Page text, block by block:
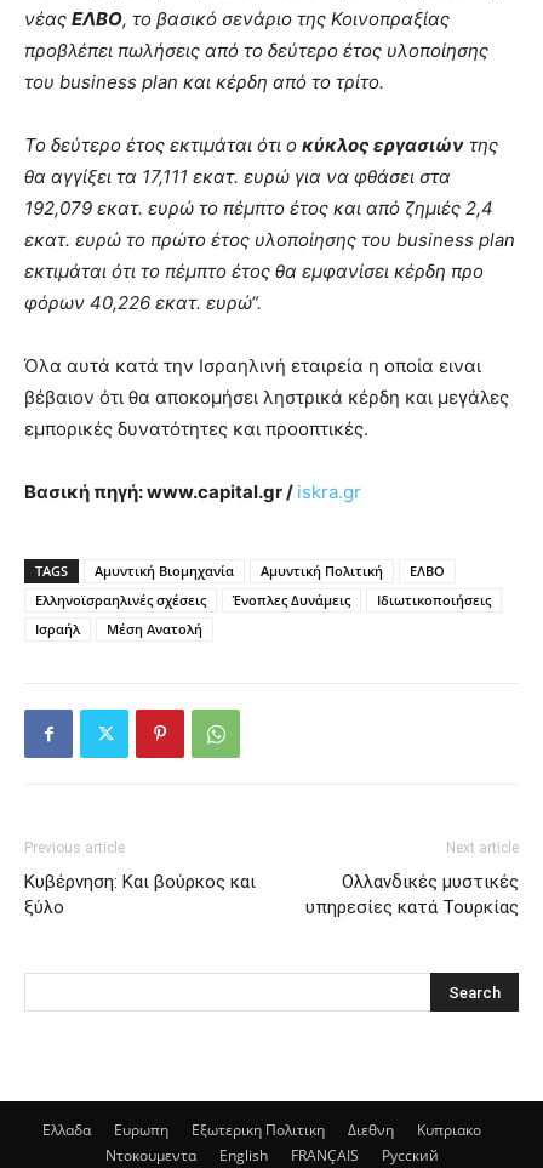
νέας ΕΛΒΟ, το βασικό σενάριο της Κοινοπραξίας
προβλέπει πωλήσεις από το δεύτερο έτος υλοποίησης
του business plan και κέρδη από το τρίτο.
Το δεύτερο έτος εκτιμάται ότι ο κύκλος εργασιών της
θα αγγίξει τα 17,111 εκατ. ευρώ για να φθάσει στα
192,079 εκατ. ευρώ το πέμπτο έτος και από ζημιές 2,4
εκατ. ευρώ το πρώτο έτος υλοποίησης του business plan
εκτιμάται ότι το πέμπτο έτος θα εμφανίσει κέρδη προ
φόρων 40,226 εκατ. ευρώ“.
Όλα αυτά κατά την Ισραηλινή εταιρεία η οποία ειναι
βέβαιον ότι θα αποκομήσει ληστρικά κέρδη και μεγάλες
εμπορικές δυνατότητες και προοπτικές.
Βασική πηγή: www.capital.gr / iskra.gr
TAGS Αμυντική Βιομηχανία Αμυντική Πολιτική
ΕΛΒΟ
Ελληνοϊσραηλινές σχέσεις
Ένοπλες Δυνάμεις
Ιδιωτικοποιήσεις
Ισραήλ
Μέση Ανατολή
Previous article
Κυβέρνηση: Και βούρκος και
ξύλο
Next article
Ολλανδικές μυστικές
υπηρεσίες κατά Τουρκίας
Ελλαδα Ευρωπη Εξωτερικη Πολιτικη Διεθνη
Κυπριακο
Ντοκουμεντα
English FRANÇAIS Русский